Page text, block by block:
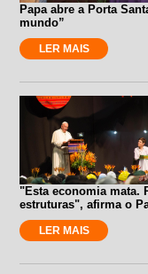
Papa abre a Porta
mundo”
LER MAIS
"Esta economia mata.
estruturas", afirma o
LER MAIS